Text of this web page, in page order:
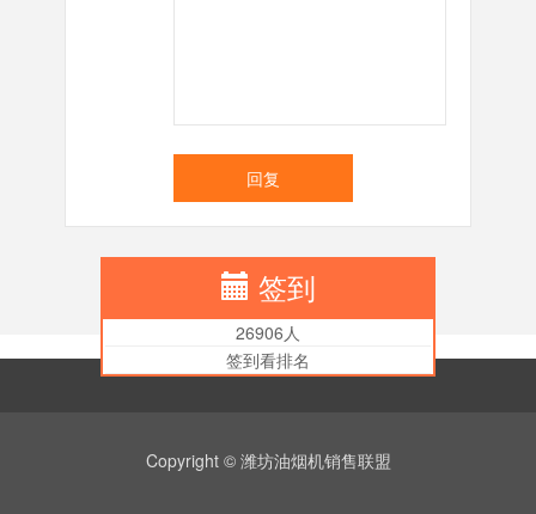
回复
签到
26906人
签到看排名
Copyright © 潍坊油烟机销售联盟